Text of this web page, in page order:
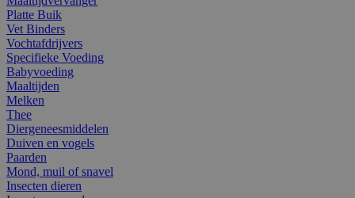
Platte Buik
Vet Binders
Vochtafdrijvers
Specifieke Voeding
Babyvoeding
Maaltijden
Melken
Thee
Diergeneesmiddelen
Duiven en vogels
Paarden
Mond, muil of snavel
Insecten dieren